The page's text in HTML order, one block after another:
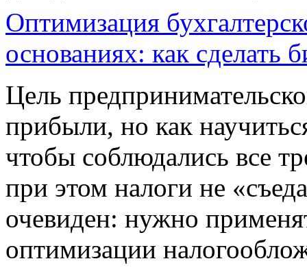
Оптимизация
основаниях: как сделать
Цель
прибыли, но как
чтобы соблюдались все
при этом налоги не
очевиден: нужно
оптимизации